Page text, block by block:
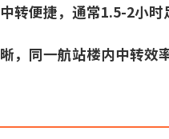
转便捷，通常1.5-2小时
，同一航站楼内中转效率